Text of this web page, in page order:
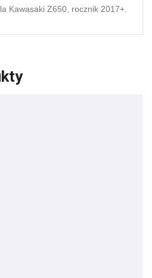
Kawasaki Z650, rocznik 2017+.